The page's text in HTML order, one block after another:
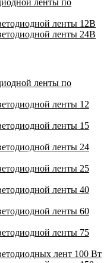
ленты по
ленты 12В
ленты 24В
ленты по
ленты 12
ленты 15
ленты 24
ленты 25
ленты 40
ленты 60
ленты 75
лент 100 Вт